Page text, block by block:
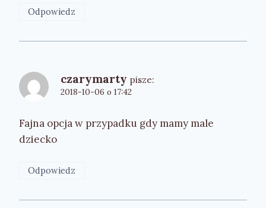
Odpowiedz
czarymarty pisze:
2018-10-06 o 17:42
Fajna opcja w przypadku gdy mamy male
dziecko
Odpowiedz